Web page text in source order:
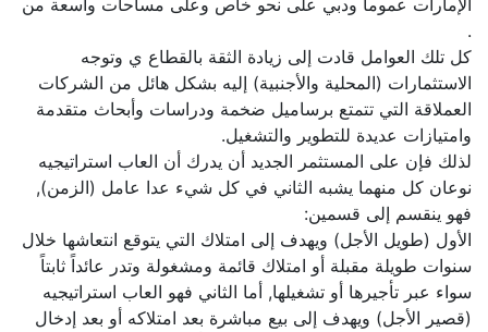
الإمارات عموماً ودبي على نحو خاص وعلى مساحات واسعة من
كل تلك العوامل قادت إلى زيادة الثقة بالقطاع ي وتوجه
الاستثمارات (المحلية والأجنبية) إليه بشكل هائل من الشركات
العملاقة التي تتمتع برساميل ضخمة ودراسات وأبحاث متقدمة
وامتيازات عديدة للتطوير والتشغيل.
لذلك فإن على المستثمر الجديد أن يدرك أن العاب استراتيجيه
نوعان كل منهما يشبه الثاني في كل شيء عدا عامل (الزمن),
فهو ينقسم إلى قسمين:
الأول (طويل الأجل) ويهدف إلى امتلاك التي يتوقع انتعاشها خلال
سنوات طويلة مقبلة أو امتلاك قائمة ومشغولة وتدر عائداً ثابتاً
سواء عبر تأجيرها أو تشغيلها, أما الثاني فهو العاب استراتيجيه
(قصير الأجل) ويهدف إلى بيع مباشرة بعد امتلاكه أو بعد إدخال